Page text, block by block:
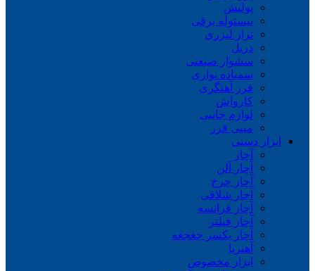
پولیش
پیستوله برقی
تراز لیزری
دریل
سشوار صنعتی
سمباده نواری
فرز آهنگری
کارواش
لوازم جانبی
مینی فرز
ابزار دستی
آچار
آچار آلن
آچار چرخ
آچار شلاقی
آچار فرانسه
آچار فیلتر
آچار یکسر جغجغه
آهنربا
ابزار مخصوص